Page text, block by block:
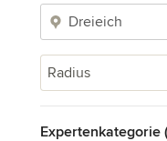
Radius
Expertenkategorie